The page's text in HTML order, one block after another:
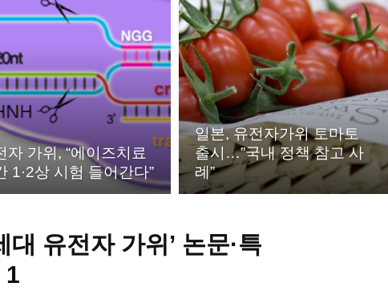
자 가위, “에이즈치료
1·2상 시험 들어간다”
일본, 유전자가위 토마토
출시…”국내 정책 참고 사
례”
대 유전자 가위’ 논문·특
1